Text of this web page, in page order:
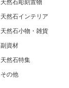
天然石彫刻置物
天然石インテリア
天然石小物・雑貨
副資材
天然石特集
その他